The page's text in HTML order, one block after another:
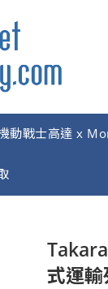
動戰士高達 x
式運輸